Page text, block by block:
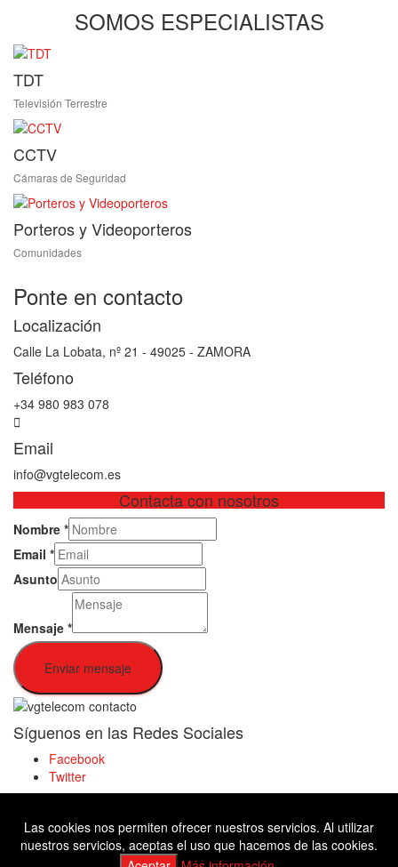
SOMOS ESPECIALISTAS
TDT
Televisión Terrestre
CCTV
Cámaras de Seguridad
Porteros y Videoporteros
Comunidades
Ponte en contacto
Localización
Calle La Lobata, nº 21 - 49025 - ZAMORA
Teléfono
+34 980 983 078
Email
info@vgtelecom.es
Contacta con nosotros
Nombre *
Email *
Asunto
Mensaje *
Enviar mensaje
Síguenos en las Redes Sociales
Facebook
Twitter
Facebook
Las cookies nos permiten ofrecer nuestros servicios. Al utilizar
nuestros servicios, aceptas el uso que hacemos de las cookies.